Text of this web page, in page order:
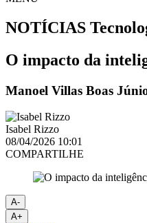
NOTÍCIAS
O impacto da
Manoel Villas Boas
Isabel Rizzo
08/04/2026 10:01
COMPARTILHE
A-
A+